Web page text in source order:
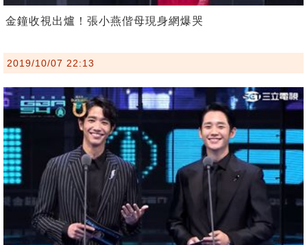
金鐘收視出爐！張小燕偕母現身網爆哭
2019/10/07 22:13